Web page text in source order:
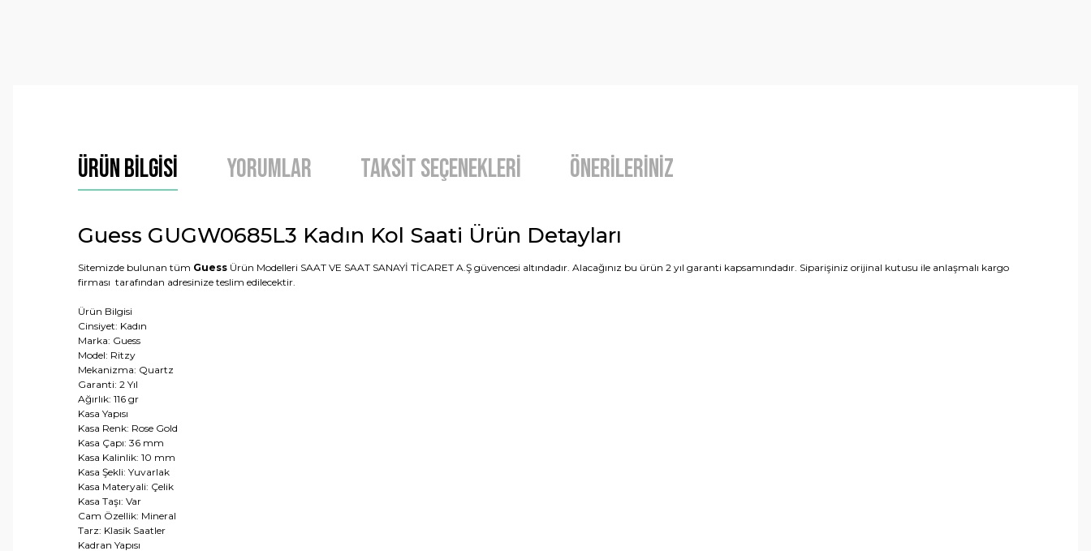
Ürün Bilgisi Yorumlar Taksit Seçenekleri Önerileriniz
Guess GUGW0685L3 Kadın Kol Saati Ürün Detayları
Sitemizde bulunan tüm Guess Ürün Modelleri SAAT VE SAAT SANAYİ TİCARET A.Ş güvencesi altındadır. Alacağınız bu ürün 2 yıl garanti kapsamındadır. Siparişiniz orijinal kutusu ile anlaşmalı kargo
firması tarafından adresinize teslim edilecektir.
Ürün Bilgisi
Cinsiyet: Kadın
Marka: Guess
Model: Ritzy
Mekanizma: Quartz
Garanti: 2 Yıl
Ağırlık: 116 gr
Kasa Yapısı
Kasa Renk: Rose Gold
Kasa Çapı: 36 mm
Kasa Kalinlik: 10 mm
Kasa Şekli: Yuvarlak
Kasa Materyali: Çelik
Kasa Taşı: Var
Cam Özellik: Mineral
Tarz: Klasik Saatler
Kadran Yapısı